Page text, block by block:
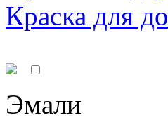
Краска для
Эмали